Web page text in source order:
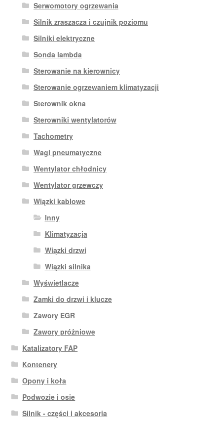
Serwomotory ogrzewania
Silnik zraszacza i czujnik poziomu
Silniki elektryczne
Sonda lambda
Sterowanie na kierownicy
Sterowanie ogrzewaniem klimatyzacji
Sterownik okna
Sterowniki wentylatorów
Tachometry
Wagi pneumatyczne
Wentylator chłodnicy
Wentylator grzewczy
Wiązki kablowe
Inny
Klimatyzacja
Wiązki drzwi
Wiązki silnika
Wyświetlacze
Zamki do drzwi i klucze
Zawory EGR
Zawory próżniowe
Katalizatory FAP
Kontenery
Opony i koła
Podwozie i osie
Silnik - części i akcesoria